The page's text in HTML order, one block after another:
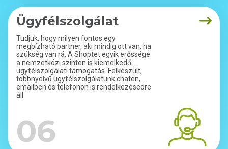
Ügyfélszolgálat
Tudjuk, hogy milyen fontos egy
megbízható partner, aki mindig ott van, ha
szükség van rá. A Shoptet egyik erőssége
a nemzetközi szinten is kiemelkedő
ügyfélszolgálati támogatás. Felkészült,
többnyelvű ügyfélszolgálatunk chaten,
emailben és telefonon is rendelkezésedre
áll.
06